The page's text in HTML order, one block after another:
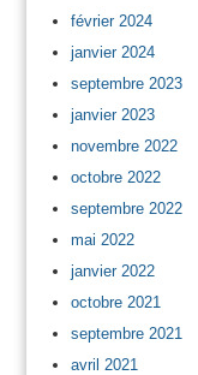
février 2024
janvier 2024
septembre 2023
janvier 2023
novembre 2022
octobre 2022
septembre 2022
mai 2022
janvier 2022
octobre 2021
septembre 2021
avril 2021